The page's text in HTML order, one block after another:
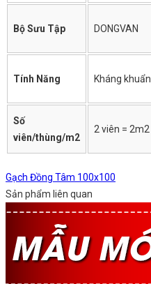
Bộ Sưu Tập DONGVAN
Tính Năng Kháng khuẩn
Số
viên/thùng/m2
2 viên = 2m2
Gạch Đồng Tâm 100x100
Sản phẩm liên quan